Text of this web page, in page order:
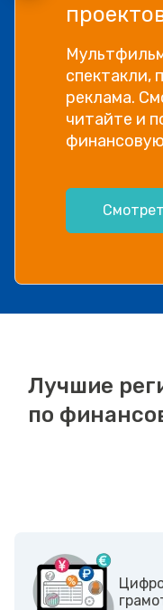
спектакли,
реклама.
читайте и
Лучшие
по